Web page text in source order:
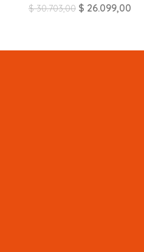
$30.703,00 $ 26.099,00